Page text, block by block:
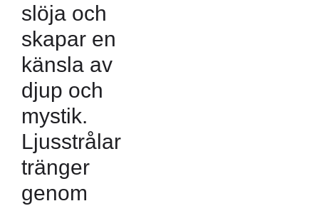
slöja och
skapar en
känsla av
djup och
mystik.
Ljusstrålar
tränger
genom